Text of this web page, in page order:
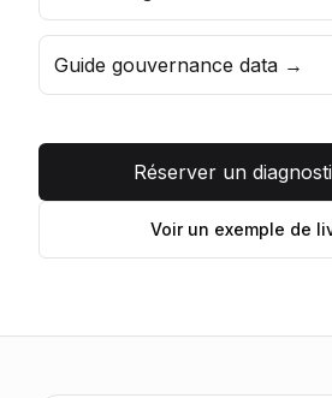
Guide gouvernance data →
Réserver un
Voir un exemple de